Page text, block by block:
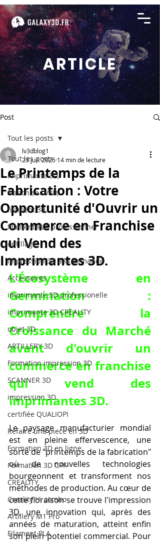
ARTICLE
Post
Tout les posts
imprimante 3D,
franchise LV3D,
filament 3d,
filament PLA professionnel
outillage
impression 3D à la demande
Accessoires
imprimante 3D professionelle
imprimante 3D CREALITY
objet 3D
ARTILLERY 3D
Formation impression 3D
SCANNER 3D
impression 3D
certifiée QUALIOPI
Refaire une piece en 3D
Formation 3D en ligne.
Formation 3D CPF
CREALITY,
Creality Hi combo
Artillery M1 Pro
Filament PLA
Tout les posts
Le Printemps de la
Fabrication : Votre
Opportunité d'Ouvrir un
Commerce en Franchise
qui Vend des
Imprimantes 3D.
lv3dblog1
23 juil. 2025 14 min de lecture
L'Écosystème en
Germination :
Comprendre la
Croissance du Marché
avant d'ouvrir un
commerce en franchise
qui vend des
imprimantes 3D.
Le paysage manufacturier mondial
est en pleine effervescence, une
sorte de "printemps de la fabrication"
où de nouvelles technologies
bourgeonnent et transforment nos
méthodes de production. Au cœur de
cette floraison se trouve l'impression
3D, une innovation qui, après des
années de maturation, atteint enfin
son plein potentiel commercial. Pour